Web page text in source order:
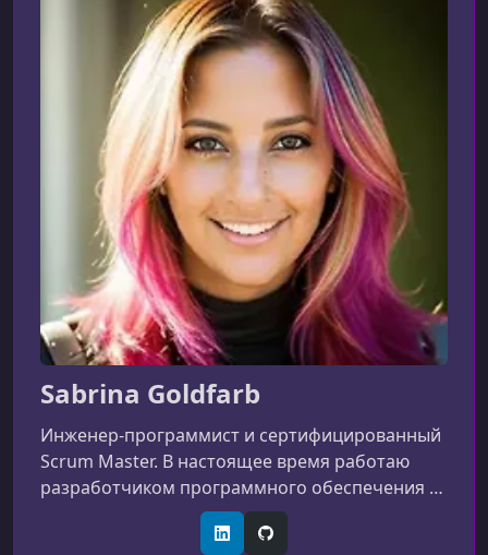
Wrapping Up
Sabrina Goldfarb
Инженер-программист и сертифицированный
Scrum Master. В настоящее время работаю
разработчиком программного обеспечения в
GitHub, а также являюсь инженерным
менеджером в стороннем проекте, где
LinkedInGitHub